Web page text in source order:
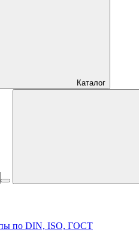
Каталог
по DIN, ISO, ГОСТ